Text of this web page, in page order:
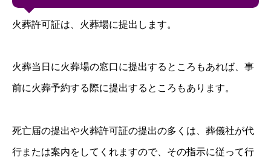
火葬許可証は、火葬場に提出します。
火葬当日に火葬場の窓口に提出するところもあれば、事
前に火葬予約する際に提出するところもあります。
死亡届の提出や火葬許可証の提出の多くは、葬儀社が代
行または案内をしてくれますので、その指示に従って行